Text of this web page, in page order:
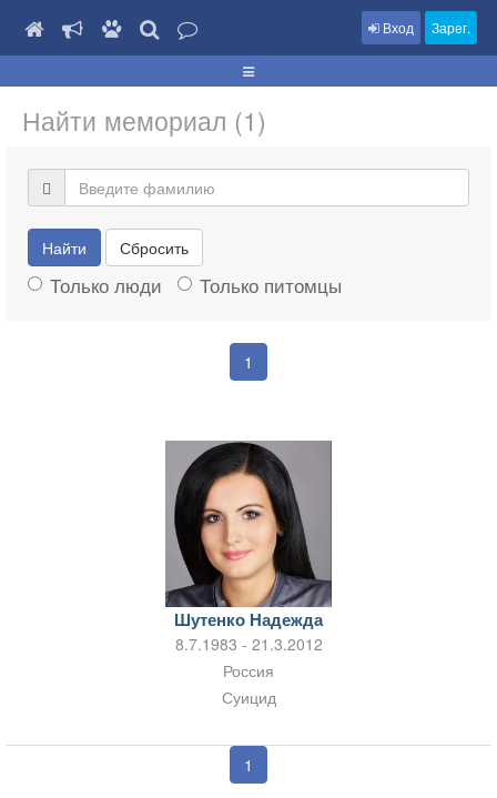
Вход Зарег.
Найти мемориал (1)
Найти Сбросить
Только люди Только питомцы
1
Шутенко Надежда
8.7.1983 - 21.3.2012
Россия
Суицид
1